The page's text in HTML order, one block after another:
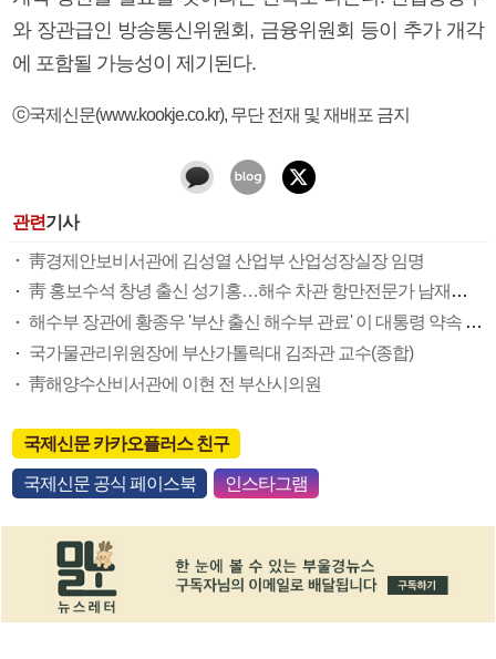
와 장관급인 방송통신위원회, 금융위원회 등이 추가 개각
에 포함될 가능성이 제기된다.
ⓒ국제신문(www.kookje.co.kr), 무단 전재 및 재배포 금지
관련기사
靑경제안보비서관에 김성열 산업부 산업성장실장 임명
靑 홍보수석 창녕 출신 성기홍…해수 차관 항만전문가 남재헌(종합)
해수부 장관에 황종우 '부산 출신 해수부 관료' 이 대통령 약속 지켰다
국가물관리위원장에 부산가톨릭대 김좌관 교수(종합)
靑해양수산비서관에 이현 전 부산시의원
국제신문 카카오플러스 친구
국제신문 공식 페이스북 인스타그램